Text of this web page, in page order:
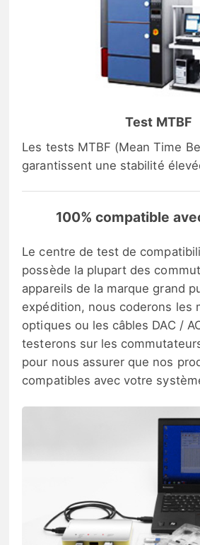
Test MTBF
Les tests MTBF (Mean Time
garantissent une stabilité
100% compatible
Le centre de test de
possède la plupart des
appareils de la marque grand
expédition, nous coderons les
optiques ou les câbles DAC /
testerons sur les
pour nous assurer que nos
compatibles avec votre